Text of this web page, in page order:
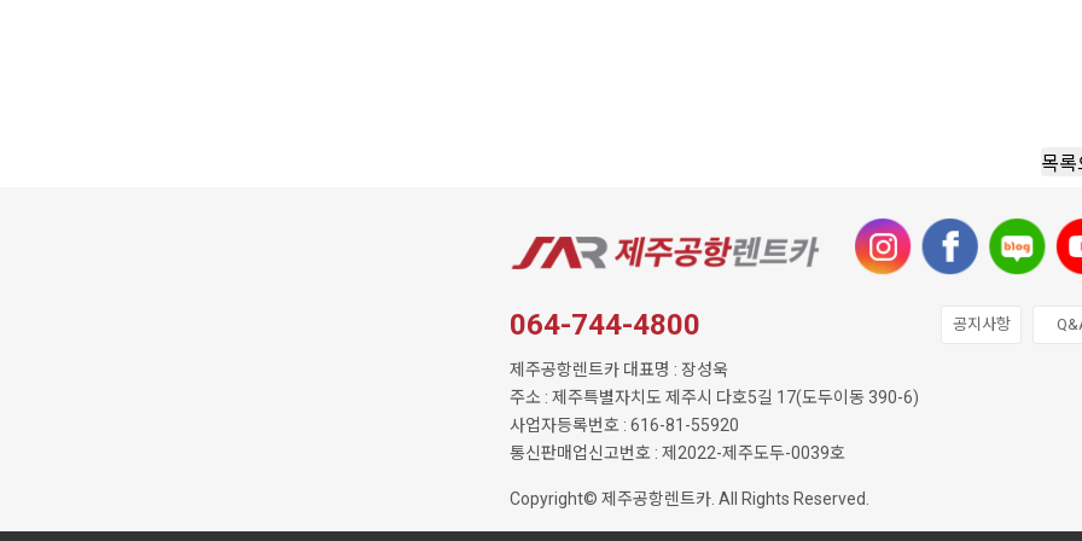
목
064-744-4800 공지사항
제주공항렌트카 대표명 : 장성욱
주소 : 제주특별자치도 제주시 다호5길 17(도두이동 390-6)
사업자등록번호 : 616-81-55920
통신판매업신고번호 : 제2022-제주도두-0039호
Copyright© 제주공항렌트카. All Rights Reserved.